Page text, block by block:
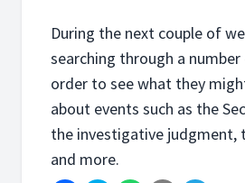
During the next couple of
searching through a
order to see what they
about events such as the
the investigative judgment,
and more.